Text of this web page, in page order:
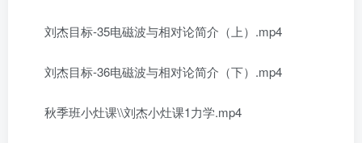
刘杰目标-35电磁波与相对论简介（上）.mp4
刘杰目标-36电磁波与相对论简介（下）.mp4
秋季班小灶课\\刘杰小灶课1力学.mp4